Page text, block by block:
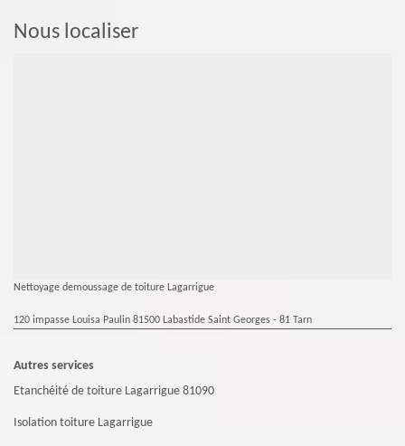
Nous localiser
Nettoyage demoussage de toiture Lagarrigue
120 impasse Louisa Paulin 81500 Labastide Saint Georges - 81 Tarn
Autres services
Etanchéité de toiture Lagarrigue 81090
Isolation toiture Lagarrigue